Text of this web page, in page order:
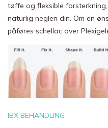
tøffe og fleksible
naturlig neglen din. Om en
påføres schellac over
IBX BEHANDLING